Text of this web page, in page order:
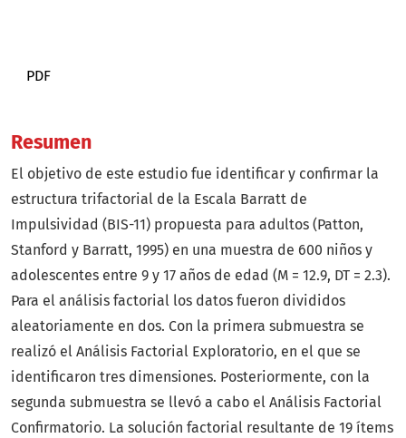
PDF
Resumen
El objetivo de este estudio fue identificar y confirmar la
estructura trifactorial de la Escala Barratt de
Impulsividad (BIS-11) propuesta para adultos (Patton,
Stanford y Barratt, 1995) en una muestra de 600 niños y
adolescentes entre 9 y 17 años de edad (M = 12.9, DT = 2.3).
Para el análisis factorial los datos fueron divididos
aleatoriamente en dos. Con la primera submuestra se
realizó el Análisis Factorial Exploratorio, en el que se
identificaron tres dimensiones. Posteriormente, con la
segunda submuestra se llevó a cabo el Análisis Factorial
Confirmatorio. La solución factorial resultante de 19 ítems